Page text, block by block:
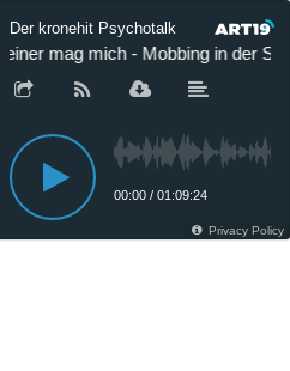
Der kronehit Psychotalk
Keiner mag mich - Mobbing in der
00:00 / 01:09:24
Privacy Policy